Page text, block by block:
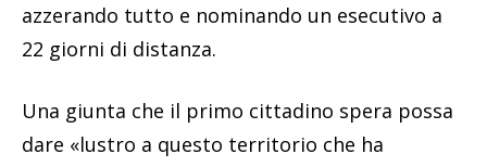
azzerando tutto e nominando un esecutivo a
22 giorni di distanza.
Una giunta che il primo cittadino spera possa
dare «lustro a questo territorio che ha